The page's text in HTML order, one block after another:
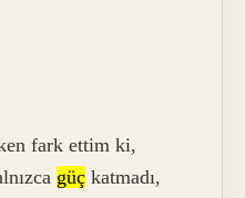
fark ettim ki,
güç katmadı,